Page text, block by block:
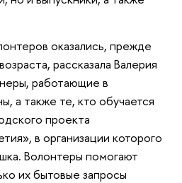
оказались, прежде
рассказала Валерия
работающие в
а также те, кто обучается
проекта
в организации которого
Волонтеры помогают
их бытовые запросы